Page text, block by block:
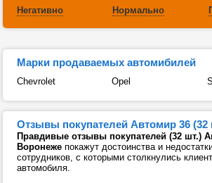
Негативно Нормально
Марки продаваемых автомибилей
Chevrolet Opel
Отзывы покупателей Автомир 36 (32
Правдивые отзывы покупателей (32 шт.)
Воронеже покажут достоинства и
сотрудников, с которыми столкнулись
автомобиля.